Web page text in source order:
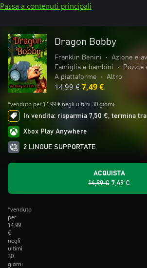
Passa a contenuti principali
Dragon Bobby
Franklin Benini • Azione e
Famiglia e bambini
• Puzzle
A piattaforme
• Altro
14,99 €7,49 €
*venduto per 14,99 € negli ultimi 30 giorni
In vendita: risparmia 7,50 €, termina
Xbox Play Anywhere
2 LINGUE SUPPORTATE
ACQUISTA
14,99 € 7,49 €
*venduto
per
14,99
€
negli
ultimi
30
giorni